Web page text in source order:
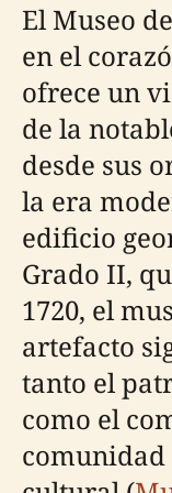
El Museo
en el
ofrece un
de la
desde sus
la era
edificio
Grado II,
1720, el
artefacto
tanto el
como el